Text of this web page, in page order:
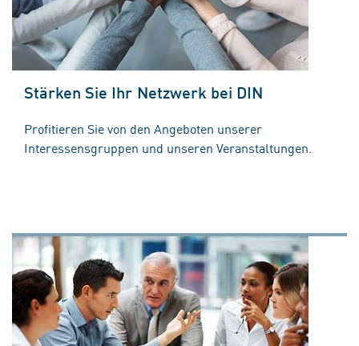
Stärken Sie Ihr Netzwerk bei DIN
Profitieren Sie von den Angeboten unserer
Interessensgruppen und unseren Veranstaltungen.